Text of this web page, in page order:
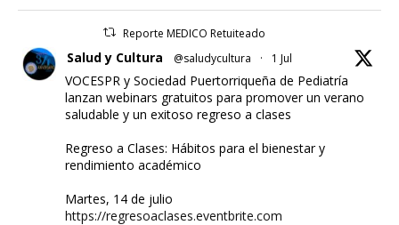
Reporte MEDICO Retuiteado
Salud y Cultura @saludycultura · 1 Jul
VOCESPR y Sociedad Puertorriqueña de Pediatría
lanzan webinars gratuitos para promover un verano
saludable y un exitoso regreso a clases
Regreso a Clases: Hábitos para el bienestar y
rendimiento académico
Martes, 14 de julio
https://regresoaclases.eventbrite.com